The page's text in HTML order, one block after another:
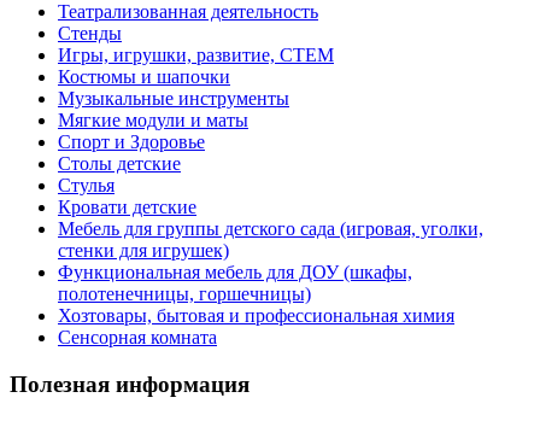
Театрализованная деятельность
Стенды
Игры, игрушки, развитие, СТЕМ
Костюмы и шапочки
Музыкальные инструменты
Мягкие модули и маты
Спорт и Здоровье
Столы детские
Стулья
Кровати детские
Мебель для группы детского сада (игровая, уголки,
стенки для игрушек)
Функциональная мебель для ДОУ (шкафы,
полотенечницы, горшечницы)
Хозтовары, бытовая и профессиональная химия
Сенсорная комната
Полезная информация